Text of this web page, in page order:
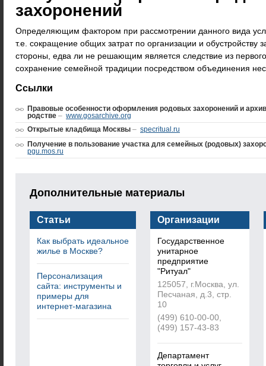
захоронений
Определяющим фактором при рассмотрении данного вида
т.е. сокращение общих затрат по организации и обустройству
стороны, едва ли не решающим является следствие из
сохранение семейной традиции посредством объединения
Ссылки
Правовые особенности оформления родовых захоронений и
родстве – www.gosarchive.org
Открытые кладбища Москвы – specritual.ru
Получение в пользование участка для семейных (родовых)
pgu.mos.ru
Дополнительные материалы
Статьи
Как выбрать идеальное
жилье в Москве?
Персонализация
сайта: инструменты и
примеры для
интернет-магазина
Организации
Государственное
унитарное
предприятие
"Ритуал"
125057, г.Москва, ул.
Песчаная, д.3, стр.
10
(499) 610-00-00,
(499) 157-43-83
Департамент